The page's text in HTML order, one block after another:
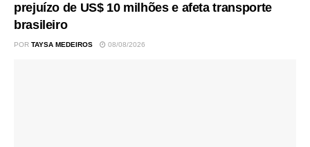
prejuízo de US$ 10 milhões e afeta transporte
brasileiro
POR TAYSA MEDEIROS 08/08/2026